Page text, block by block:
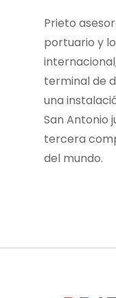
Prieto
portuario y
terminal de
una
San Antonio
tercera
del mundo.